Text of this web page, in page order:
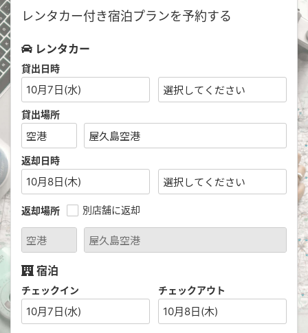
レンタカー付き宿泊プランを予約する
レンタカー
貸出日時
10月7日(水)
貸出場所
返却日時
10月8日(木)
返却場所 別店舗に返却
宿泊
チェックイン
10月7日(水)
チェックアウト
10月8日(木)